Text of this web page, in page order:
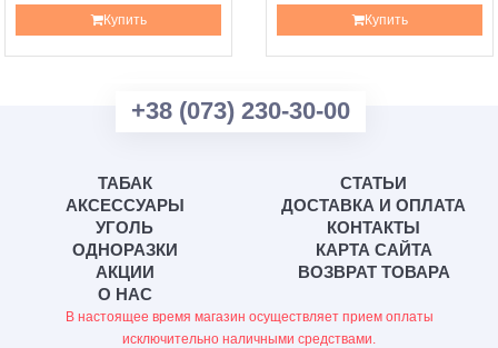
Купить Купить
+38 (073) 230-30-00
ТАБАК
АКСЕССУАРЫ
УГОЛЬ
ОДНОРАЗКИ
АКЦИИ
О НАС
СТАТЬИ
ДОСТАВКА И ОПЛАТА
КОНТАКТЫ
КАРТА САЙТА
ВОЗВРАТ ТОВАРА
В настоящее время магазин осуществляет прием оплаты
исключительно наличными средствами.